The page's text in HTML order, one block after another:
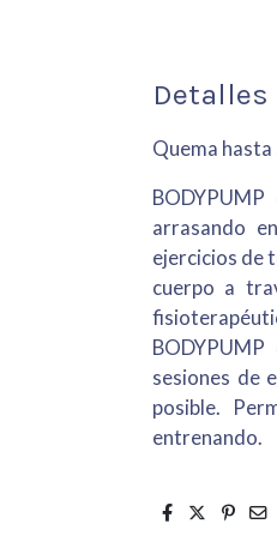
Detalles
Quema
arrasando
ejercicios de
cuerpo a
sesiones de
posible.
entrenando.